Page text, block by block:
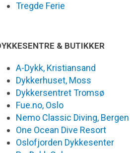
Tregde Ferie
& BUTIKKER
A-Dykk, Kristiansand
Dykkerhuset, Moss
Dykkersentret Tromsø
Fue.no, Oslo
Nemo Classic Diving, Bergen
One Ocean Dive Resort
Oslofjorden Dykkesenter